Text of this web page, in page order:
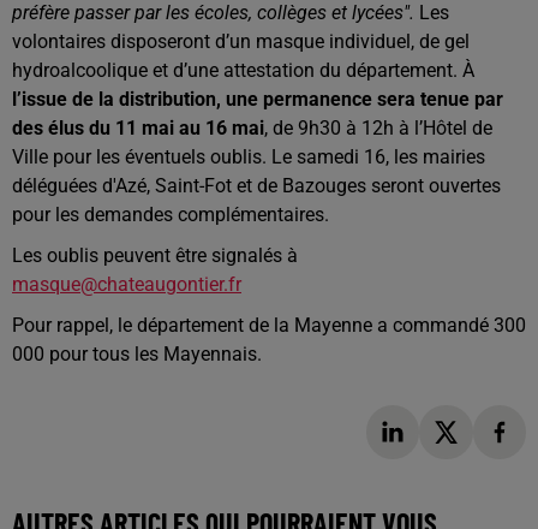
préfère passer par les écoles, collèges et lycées". Les
volontaires disposeront d’un masque individuel, de gel
hydroalcoolique et d’une attestation du département. À
l’issue de la distribution, une permanence sera tenue par
des élus du 11 mai au 16 mai, de 9h30 à 12h à l’Hôtel de
Ville pour les éventuels oublis. Le samedi 16, les mairies
déléguées d'Azé, Saint-Fot et de Bazouges seront ouvertes
pour les demandes complémentaires.
Les oublis peuvent être signalés à
masque@chateaugontier.fr
Pour rappel, le département de la Mayenne a commandé 300
000 pour tous les Mayennais.